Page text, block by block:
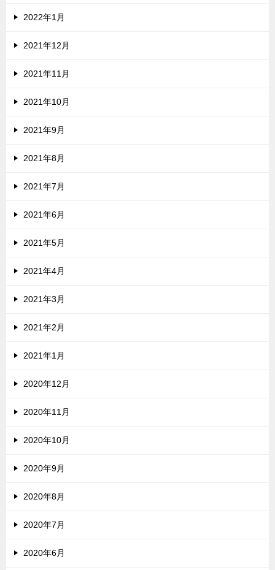
2022年1月
2021年12月
2021年11月
2021年10月
2021年9月
2021年8月
2021年7月
2021年6月
2021年5月
2021年4月
2021年3月
2021年2月
2021年1月
2020年12月
2020年11月
2020年10月
2020年9月
2020年8月
2020年7月
2020年6月